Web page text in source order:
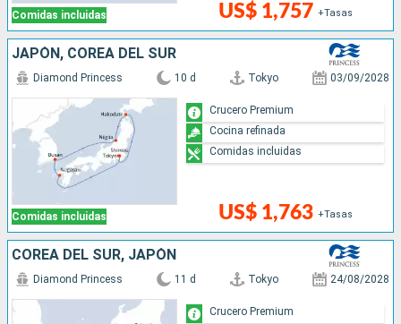
Comidas incluidas US$ 1,757 +Tasas
JAPÓN, COREA DEL SUR
Comidas incluidas
Diamond Princess 10 d Tokyo 03/09/2028
US$ 1,763 +Tasas
Crucero Premium
Cocina refinada
Comidas incluidas
COREA DEL SUR, JAPÓN
Diamond Princess 11 d Tokyo 24/08/2028
Crucero Premium